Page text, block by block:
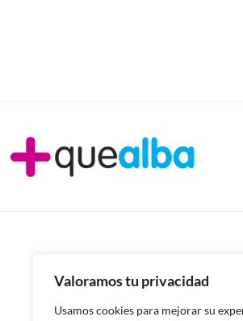
Valoramos tu privacidad
Usamos cookies para mejorar su